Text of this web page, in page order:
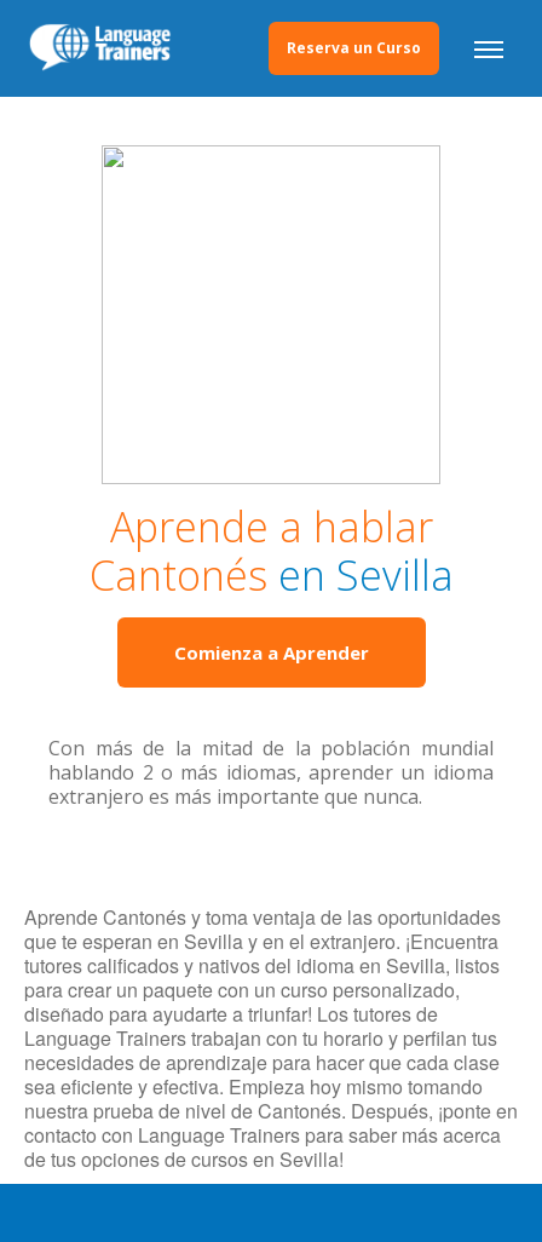
Reserva un Curso
Aprende a hablar
Cantonés en Sevilla
Comienza a Aprender
Con más de la mitad de la población mundial
hablando 2 o más idiomas, aprender un idioma
extranjero es más importante que nunca.
Aprende Cantonés y toma ventaja de las oportunidades
que te esperan en Sevilla y en el extranjero. ¡Encuentra
tutores calificados y nativos del idioma en Sevilla, listos
para crear un paquete con un curso personalizado,
diseñado para ayudarte a triunfar! Los tutores de
Language Trainers trabajan con tu horario y perfilan tus
necesidades de aprendizaje para hacer que cada clase
sea eficiente y efectiva. Empieza hoy mismo tomando
nuestra prueba de nivel de Cantonés. Después, ¡ponte en
contacto con Language Trainers para saber más acerca
de tus opciones de cursos en Sevilla!